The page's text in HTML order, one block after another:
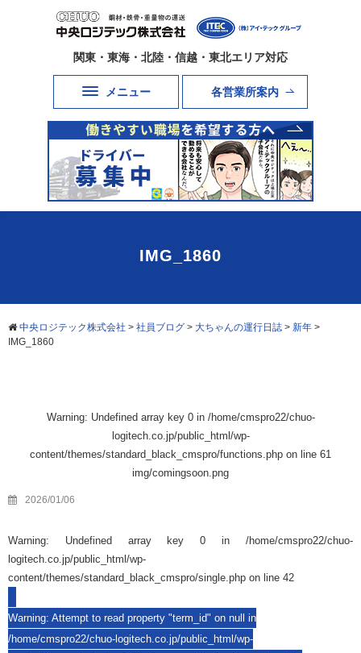
関東・東海・北陸・信越・東北エリア対応
メニュー 各営業所案内
IMG_1860
中央ロジテック株式会社 > 社員ブログ > 大ちゃんの運行日誌 > 新年 >
IMG_1860
Warning: Undefined array key 0 in /home/cmspro22/chuo-
logitech.co.jp/public_html/wp-
content/themes/standard_black_cmspro/functions.php on line 61
img/comingsoon.png
2026/01/06
Warning: Undefined array key 0 in /home/cmspro22/chuo-
logitech.co.jp/public_html/wp-
content/themes/standard_black_cmspro/single.php on line 42
Warning: Attempt to read property "term_id" on null in
/home/cmspro22/chuo-logitech.co.jp/public_html/wp-